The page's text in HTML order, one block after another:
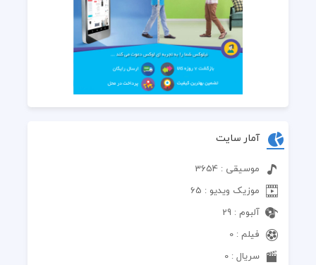
آمار سایت
موسیقی : 3654
موزیک ویدیو : 65
آلبوم : 29
فیلم : 0
سریال : 0